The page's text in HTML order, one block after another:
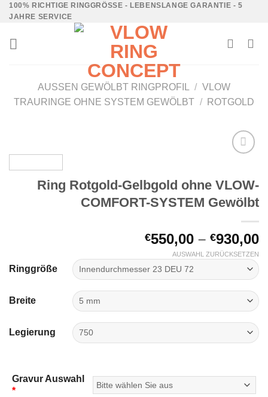
100% RICHTIGE RINGGRÖSSE - LEBENSLANGE GARANTIE - 5 J
AHRE SERVICE
AUSSEN GEWÖLBT RINGPROFIL / VLOW
TRAURINGE OHNE SYSTEM GEWÖLBT / ROTGOLD
Ring Rotgold-Gelbgold ohne VLOW-
COMFORT-SYSTEM Gewölbt
€550,00 – €930,00
Ringgröße
Breite
Legierung
AUSWAHL ZURÜCKSETZEN
Gravur Auswahl
*